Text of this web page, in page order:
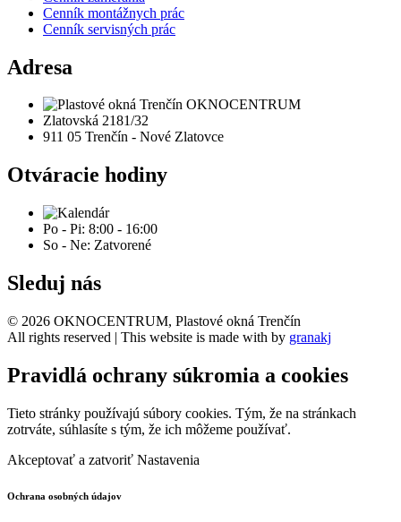
Cenník montážnych prác
Cenník servisných prác
Adresa
Zlatovská 2181/32
911 05 Trenčín - Nové Zlatovce
Otváracie hodiny
Po - Pi: 8:00 - 16:00
So - Ne: Zatvorené
Sleduj nás
© 2026 OKNOCENTRUM, Plastové okná Trenčín
All rights reserved | This website is made with by granakj
Pravidlá ochrany súkromia a cookies
Tieto stránky používajú súbory cookies. Tým, že na stránkach
zotrváte, súhlasíte s tým, že ich môžeme používať.
Akceptovať a zatvoriť Nastavenia
Ochrana osobných údajov